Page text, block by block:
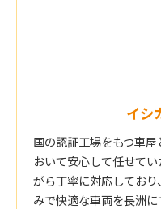
イシ
国の認証工場をもつ車
おいて安心して任せて
がら丁寧に対応してお
みで快適な車両を長洲に